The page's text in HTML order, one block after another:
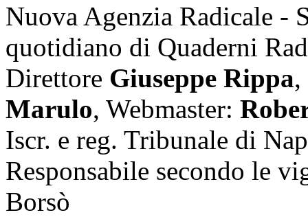
Nuova Agenzia Radicale -
quotidiano di Quaderni
Direttore Giuseppe Rippa,
Marulo, Webmaster:
Iscr. e reg. Tribunale di
Responsabile secondo le
Borsò